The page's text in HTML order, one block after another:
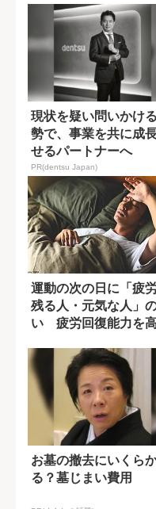
現状を疑い問いかけ
勢で、事業を共に成
せるパートナーへ
PR(dentsu Japan)
運動の次の日に「疲
残る人・元気な人」
い 疲労回復能力を
お墓の撤去にいくら
る？墓じまい費用